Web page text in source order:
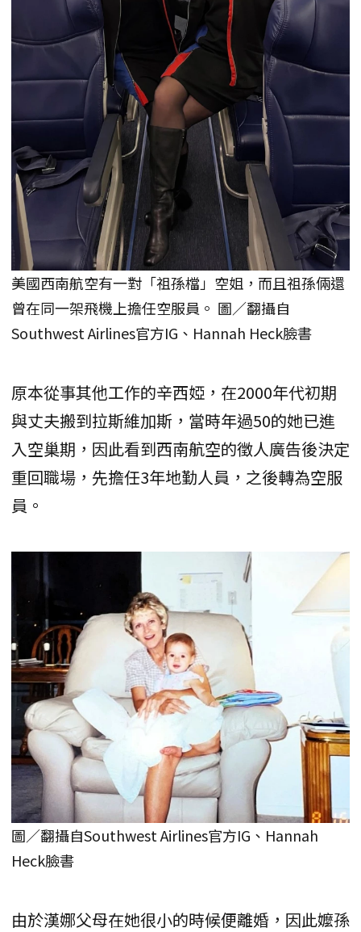
美國西南航空有一對「祖孫檔」空姐，而且祖孫倆還
曾在同一架飛機上擔任空服員。 圖／翻攝自
Southwest Airlines官方IG、Hannah Heck臉書
原本從事其他工作的辛西婭，在2000年代初期
與丈夫搬到拉斯維加斯，當時年過50的她已進
入空巢期，因此看到西南航空的徵人廣告後決定
重回職場，先擔任3年地勤人員，之後轉為空服
員。
圖／翻攝自Southwest Airlines官方IG、Hannah
Heck臉書
由於漢娜父母在她很小的時候便離婚，因此嬤孫